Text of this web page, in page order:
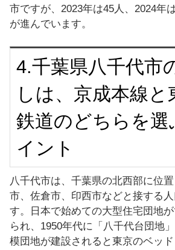
市ですが、2023年は45人、2024年
が進んでいます。
4.千葉県八千代市
しは、京成本線と
鉄道のどちらを選
イント
八千代市は、千葉県の北西部に位
市、佐倉市、印西市などと接する
す。日本で始めての大型住宅団地
られ、1950年代に「八千代台団地
模団地が建設されると東京のベッ